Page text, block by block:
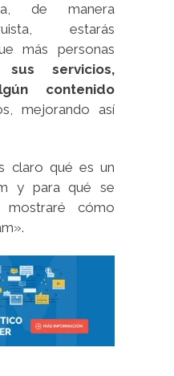
de manera
estarás
más personas
sus servicios,
contenido
mejorando así
claro qué es un
y para qué se
cómo